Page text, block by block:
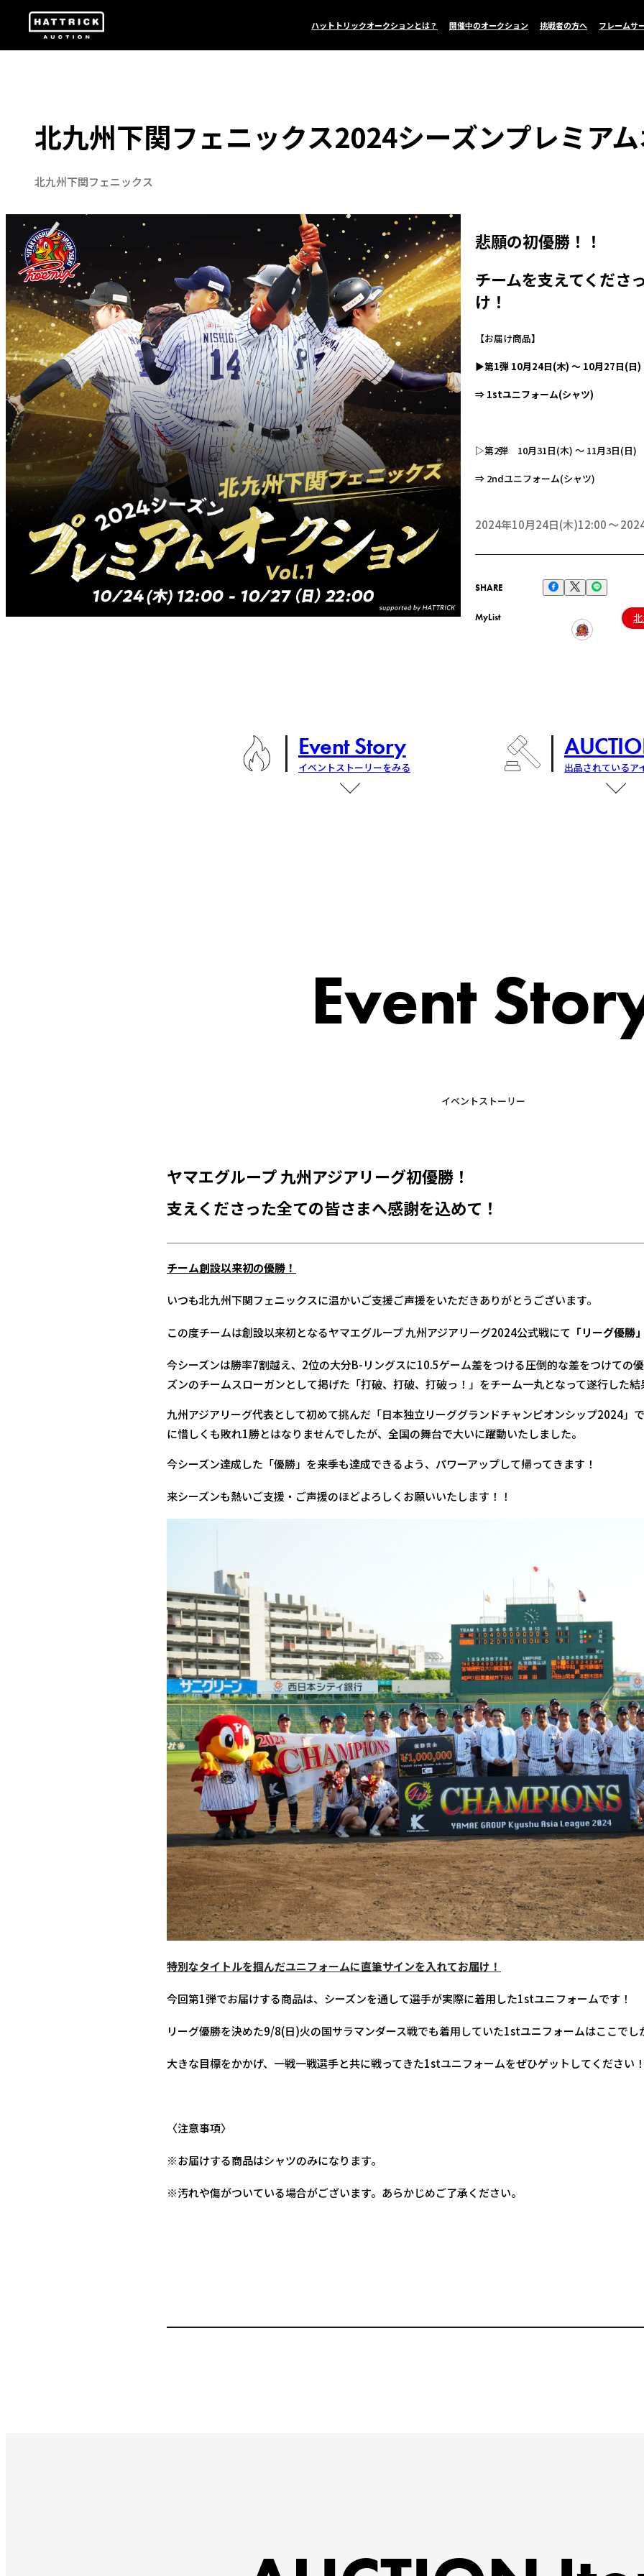
ハットトリックオークションとは？ 開催中のオークション 挑戦者の方へ フレームサ
北九州下関フェニックス2024シーズンプレミア
北九州下関フェニックス
悲願の初優勝！！
チームを支えてくださ
け！
【お届け商品】
▶第1弾 10月24日(木) ～ 10月27日(日)
⇒ 1stユニフォーム(シャツ)
▷第2弾 10月31日(木) ～ 11月3日(日)
⇒ 2ndユニフォーム(シャツ)
2024年10月24日(木)12:00
SHARE
MyList
Event Story
イベントストーリーをみる 出品されているア
Event
イベントストーリー
ヤマエグループ 九州アジアリーグ初優勝！
支えくださった全ての皆さまへ感謝を込めて！
チーム創設以来初の優勝！
いつも北九州下関フェニックスに温かいご支援ご声援をいただきありがとうございます。
この度チームは創設以来初となるヤマエグループ 九州アジアリーグ2024公式戦にて 「リーグ優勝
今シーズンは勝率7割越え、2位の大分B-リングスに10.5ゲーム差をつける圧倒的な差をつけての
ズンのチームスローガンとして掲げた「打破、打破、打破っ！」をチーム一丸となって遂行した
九州アジアリーグ代表として初めて挑んだ「日本独立リーググランドチャンピオンシップ2024」
に惜しくも敗れ1勝とはなりませんでしたが、全国の舞台で大いに躍動いたしました。
今シーズン達成した「優勝」を来季も達成できるよう、パワーアップして帰ってきます！
来シーズンも熱いご支援・ご声援のほどよろしくお願いいたします！！
特別なタイトルを掴んだユニフォームに直筆サインを入れてお届け！
今回第1弾でお届けする商品は、シーズンを通して選手が実際に着用した1stユニフォームです！
リーグ優勝を決めた9/8(日)火の国サラマンダース戦でも着用していた1stユニフォームはここで
大きな目標をかかげ、一戦一戦選手と共に戦ってきた1stユニフォームをぜひゲットしてください
〈注意事項〉
※お届けする商品はシャツのみになります。
※汚れや傷がついている場合がございます。あらかじめご了承ください。